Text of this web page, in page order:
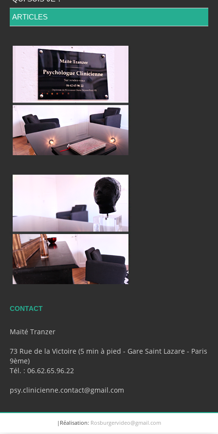
ARTICLES
CONTACT
Maïté Tranzer
73 Rue de la Victoire (5 min à pied - Gare Saint Lazare - Paris
9ème)
Tél. : 06.62.65.96.22
psy.clinicienne.contact@gmail.com
|Réalisation: Rosburgervideo@gmail.com